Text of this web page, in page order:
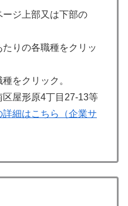
ージ上部又は下部の
りの各職種をクリッ
をクリック。
区屋形原4丁目27-13等
細はこちら（企業サ